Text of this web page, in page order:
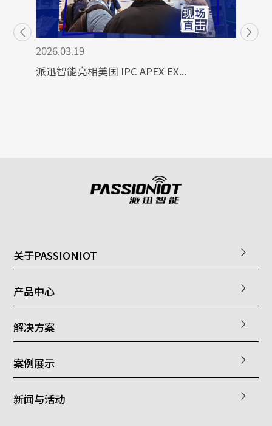
2026.03.19
派迅智能亮相美国 IPC APEX EX...
关于PASSIONIOT
产品中心
解决方案
案例展示
新闻与活动